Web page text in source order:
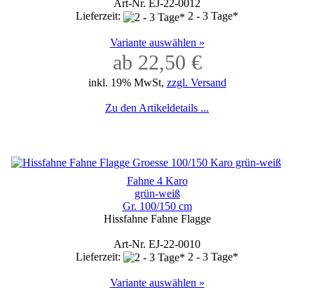
Art-Nr. EJ-22-0012
Lieferzeit:
2 - 3 Tage*
Variante auswählen »
ab 22,50 €
inkl. 19% MwSt, zzgl. Versand
Zu den Artikeldetails ...
Fahne 4 Karo
grün-weiß
Gr. 100/150 cm
Hissfahne Fahne Flagge
Art-Nr. EJ-22-0010
Lieferzeit:
2 - 3 Tage*
Variante auswählen »